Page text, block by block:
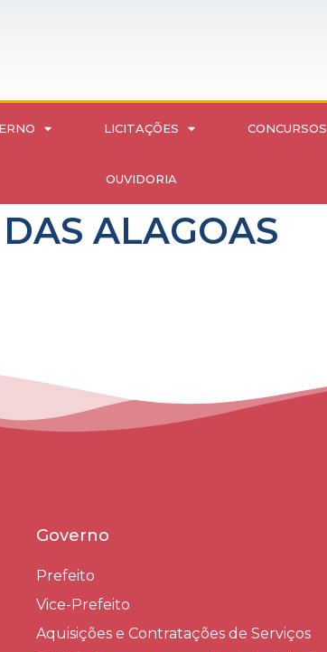
LICITAÇÕES CONCURSOS
OUVIDORIA
ALAGOAS
Governo
Prefeito
Vice-Prefeito
Aquisições e Contratações de Serviços​